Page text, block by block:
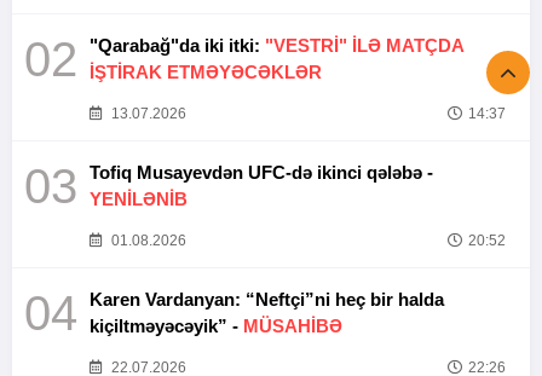
02 "Qarabağ"da iki itki: "VESTRİ" İLƏ MATÇDA
İŞTİRAK ETMƏYƏCƏKLƏR
13.07.2026 14:37
03
Tofiq Musayevdən UFC-də ikinci qələbə -
YENİLƏNİB
01.08.2026 20:52
04
Karen Vardanyan: “Neftçi”ni heç bir halda
kiçiltməyəcəyik” - MÜSAHİBƏ
22.07.2026 22:26